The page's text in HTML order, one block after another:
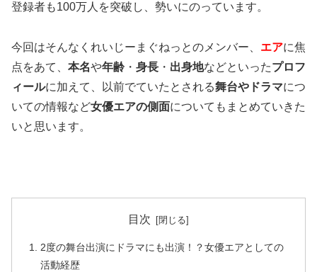
登録者も100万人を突破し、勢いにのっています。
今回はそんなくれいじーまぐねっとのメンバー、 エアに焦
点をあて、 本名や年齢 ・ 身長 ・ 出身地などといったプロフ
ィールに加えて、以前でていたとされる舞台やドラマにつ
いての情報など女優エアの側面についてもまとめていきた
いと思います。
目次
2度の舞台出演にドラマにも出演！？女優エアとしての
活動経歴